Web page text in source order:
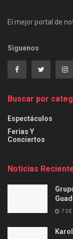
El mejor portal de
Síguenos
Buscar por
Espectáculos
Ferias Y
Conciertos
Noticias
7